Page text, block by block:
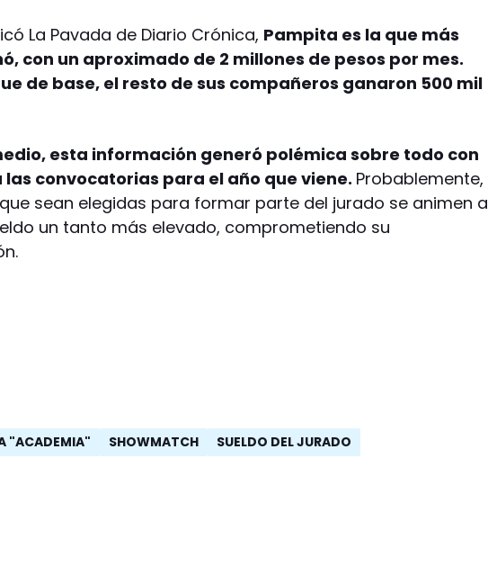
La Pavada de Diario Crónica, Pampita es la que más
con un aproximado de 2 millones de pesos por mes.
de base, el resto de sus compañeros ganaron 500 mil
esta información generó polémica sobre todo con
las convocatorias para el año que viene. Probablemente,
sean elegidas para formar parte del jurado se animen a
un tanto más elevado, comprometiendo su
"ACADEMIA" SHOWMATCH SUELDO DEL JURADO